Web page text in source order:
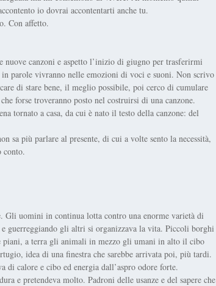
io dovrai accontentarti anche tu.
Con affetto.
nuove canzoni e aspetto l’inizio di giugno per trasferirmi
parole vivranno nelle emozioni di voci e suoni. Non scrivo
di stare bene, il meglio possibile, poi cerco di cumulare
forse troveranno posto nel costruirsi di una canzone.
tornato a casa, da cui è nato il testo della canzone: del
sa più parlare al presente, di cui a volte sento la necessità,
conto.
Gli uomini in continua lotta contro una enorme varietà di
gli altri si organizzava la vita. Piccoli borghi
piani, a terra gli animali in mezzo gli umani in alto il cibo
idea di una finestra che sarebbe arrivata poi, più tardi.
calore e cibo ed energia dall’aspro odore forte.
e pretendeva molto. Padroni delle usanze e del sapere che